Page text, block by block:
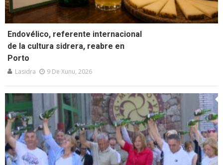
Endovélico, referente internacional
de la cultura sidrera, reabre en
Porto
Lasidra 9 De Xunu, 2026